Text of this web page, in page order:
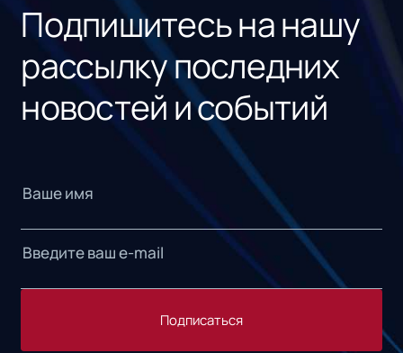
Подпишитесь на нашу
рассылку последних
новостей и событий
Подписаться